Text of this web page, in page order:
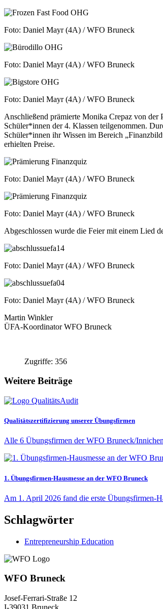
Foto: Daniel Mayr (4A) / WFO Bruneck
Foto: Daniel Mayr (4A) / WFO Bruneck
Foto: Daniel Mayr (4A) / WFO Bruneck
Anschließend prämierte Monika Crepaz von der
Schüler*innen der 4. Klassen teilgenommen.
Schüler*innen ihr Wissen im Bereich
erhielten Preise.
Foto: Daniel Mayr (4A) / WFO Bruneck
Foto: Daniel Mayr (4A) / WFO Bruneck
Abgeschlossen wurde die Feier mit einem Lied
Foto: Daniel Mayr (4A) / WFO Bruneck
Foto: Daniel Mayr (4A) / WFO Bruneck
Martin Winkler
ÜFA-Koordinator WFO Bruneck
Zugriffe: 356
Weitere Beiträge
Qualitätszertifizierung unserer Übungsfirmen
Alle 6 Übungsfirmen der WFO Bruneck/
1. Übungsfirmen-Hausmesse an der WFO Bruneck
Am 1. April 2026 fand die erste Übungsfirmen-
Schlagwörter
Entrepreneurship Education
WFO Bruneck
Josef-Ferrari-Straße 12
I-39031 Bruneck